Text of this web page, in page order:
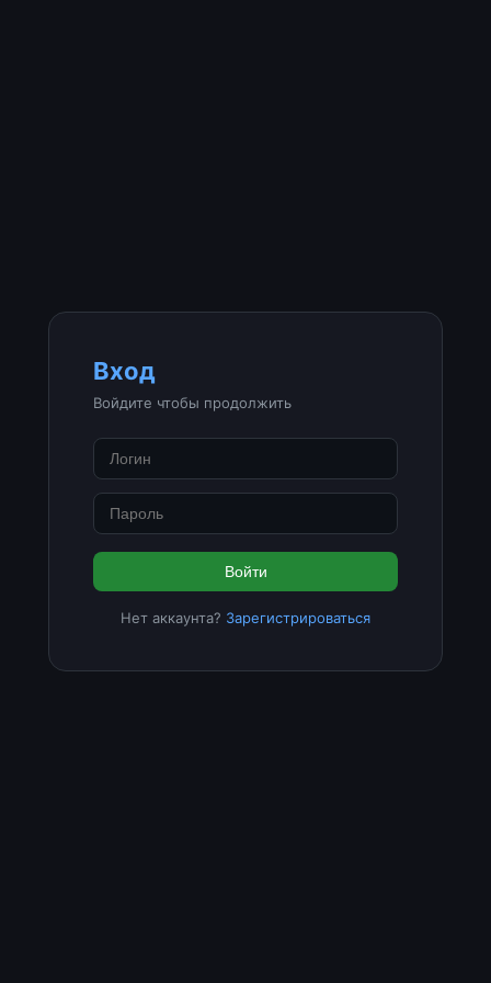
Вход
Войдите чтобы продолжить
Войти
Нет аккаунта? Зарегистрироваться